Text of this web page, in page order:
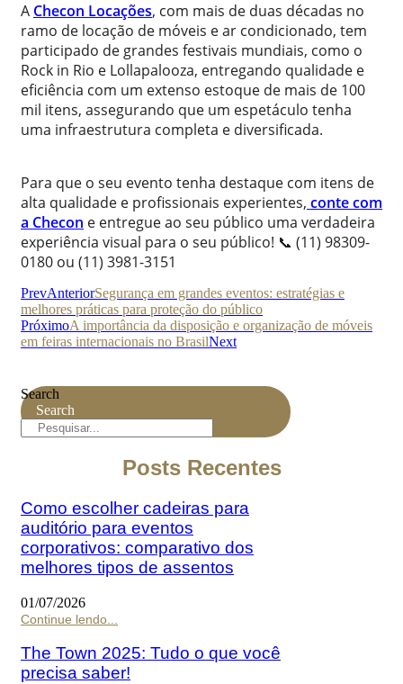
A Checon Locações, com mais de duas décadas no
ramo de locação de móveis e ar condicionado, tem
participado de grandes festivais mundiais, como o
Rock in Rio e Lollapalooza, entregando qualidade e
eficiência com um extenso estoque de mais de 100
mil itens, assegurando que um espetáculo tenha
uma infraestrutura completa e diversificada.
Para que o seu evento tenha destaque com itens de
alta qualidade e profissionais experientes, conte com
a Checon e entregue ao seu público uma verdadeira
experiência visual para o seu público! 📞 (11) 98309-
0180 ou (11) 3981-3151
PrevAnteriorSegurança em grandes eventos: estratégias e
melhores práticas para proteção do público
PróximoA importância da disposição e organização de móveis
em feiras internacionais no BrasilNext
Search
Search
Posts Recentes
Como escolher cadeiras para
auditório para eventos
corporativos: comparativo dos
melhores tipos de assentos
01/07/2026
Continue lendo...
The Town 2025: Tudo o que você
precisa saber!